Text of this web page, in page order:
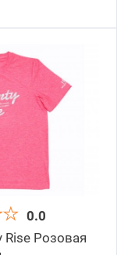
0.0
Rise Розовая